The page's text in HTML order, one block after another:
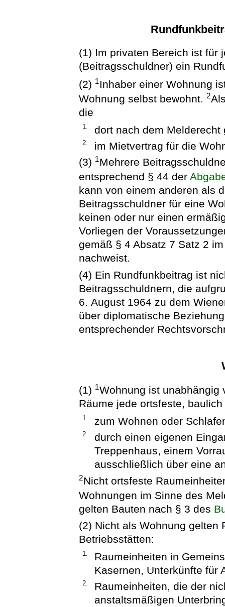
(1) Im privaten Bereich ist für
(Beitragsschuldner) ein
(2) 1 Inhaber einer Wohnung
Wohnung selbst bewohnt.2
die
1. dort nach dem Melderecht
2.
im Mietvertrag für die
(3) 1Mehrere
entsprechend § 44 der
kann von einem anderen als
Beitragsschuldner für eine
keinen oder nur einen
Vorliegen der
gemäß § 4 Absatz 7 Satz 2
nachweist.
(4) Ein Rundfunkbeitrag ist
Beitragsschuldnern, die
6. August 1964 zu dem
über diplomatische
entsprechender
(1) 1Wohnung ist unabhängig
Räume jede ortsfeste,
1. zum Wohnen oder
2.
durch einen eigenen
Treppenhaus, einem
ausschließlich über eine
2Nicht ortsfeste
Wohnungen im Sinne des
gelten Bauten nach § 3 des
(2) Nicht als Wohnung gelten
Betriebsstätten:
1.
Raumeinheiten in
Kasernen, Unterkünfte für
2.
Raumeinheiten, die der
anstaltsmäßigen